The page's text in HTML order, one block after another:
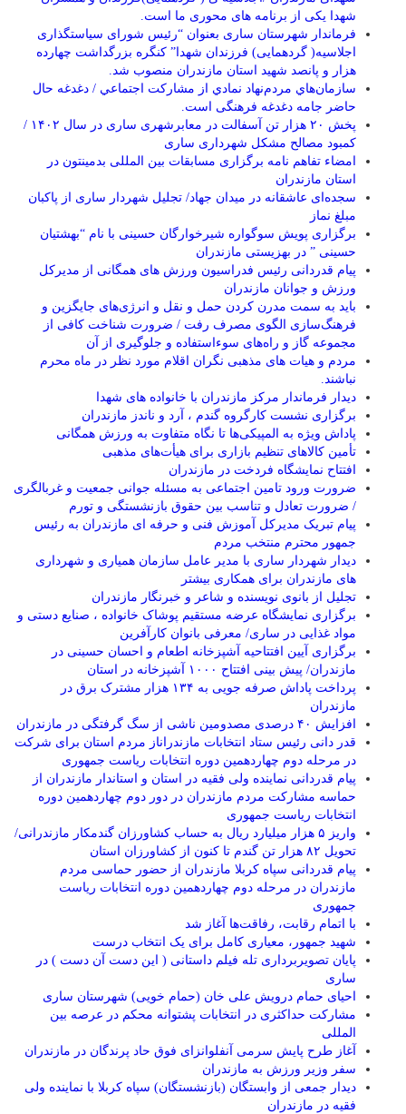
شهدا یکی از برنامه های محوری ما است.
فرماندار شهرستان ساری بعنوان “رئیس شورای سیاستگذاری
اجلاسیه( گردهمایی) فرزندان شهدا” کنگره بزرگداشت چهارده
هزار و پانصد شهید استان مازندران منصوب شد.
سازمان‌هاي مردم‌نهاد نمادي از مشاركت اجتماعي / دغدغه حال
حاضر جامه دغدغه فرهنگی است.
پخش ۲۰ هزار تن آسفالت در معابرشهری ساری در سال ۱۴۰۲ /
کمبود مصالح مشکل شهرداری ساری
امضاء تفاهم نامه برگزاری مسابقات بین المللی بدمینتون در
استان مازندران
سجده‌ای عاشقانه در میدان جهاد/ تجلیل شهردار ساری از پاکبان
مبلغ نماز
برگزاری پویش سوگواره شیرخوارگان حسینی با نام “بهشتیان
حسینی ” در بهزیستی مازندران
پیام قدردانی رئیس فدراسیون ورزش های همگانی از مدیرکل
ورزش و جوانان مازندران
باید به سمت مدرن کردن حمل و نقل و انرژی‌های جایگزین و
فرهنگ‌سازی الگوی مصرف رفت / ضرورت شناخت کافی از
مجموعه گاز و راه‌های سوءاستفاده و جلوگیری از آن
مردم و هیات های مذهبی نگران اقلام مورد نظر در ماه محرم
نباشند.
دیدار فرماندار مرکز مازندران با خانواده های شهدا
برگزاری نشست کارگروه گندم ، آرد و ناندز مازندران
پاداش ویژه به المپیکی‌ها تا نگاه متفاوت به ورزش همگانی
تأمین کالاهای تنظیم بازاری برای هیأت‌های مذهبی
افتتاح نمایشگاه فردخت در مازندران
ضرورت ورود تامین اجتماعی به مسئله جوانی جمعیت و غربالگری
/ ضرورت تعادل و تناسب بین حقوق بازنشستگی و تورم
پیام تبریک مدیرکل آموزش فنی و حرفه ای مازندران به رئیس
جمهور محترم منتخب مردم
دیدار شهردار ساری با مدیر عامل سازمان همیاری و شهرداری
های مازندران برای همکاری بیشتر
تجلیل از بانوی نویسنده و شاعر و خبرنگار مازندران
برگزاری نمایشگاه عرضه مستقیم پوشاک خانواده ، صنایع دستی و
مواد غذایی در ساری/ معرفی بانوان کارآفرین
برگزاری آیین افتتاحیه آشپزخانه اطعام و احسان حسینی در
مازندران/ پیش بینی افتتاح ۱۰۰۰ آشپزخانه در استان
پرداخت پاداش صرفه جویی به ۱۳۴ هزار مشترک برق در
مازندران
افزایش ۴۰ درصدی مصدومین ناشی از سگ گرفتگی در مازندران
قدر دانی رئیس ستاد انتخابات مازندراناز مردم استان برای شرکت
در مرحله دوم چهاردهمین دوره انتخابات ریاست جمهوری
پیام قدردانی نماینده ولی فقیه در استان و استاندار مازندران از
حماسه مشارکت مردم مازندران در دور دوم چهاردهمین دوره
انتخابات ریاست جمهوری
واریز ۵ هزار میلیارد ریال به حساب کشاورزان گندمکار مازندرانی/
تحویل ۸۲ هزار تن گندم تا کنون از کشاورزان استان
پیام قدردانی سپاه کربلا مازندران از حضور حماسی مردم
مازندران در مرحله دوم چهاردهمین دوره انتخابات ریاست
جمهوری
با اتمام رقابت، رفاقت‌ها آغاز شد
شهید جمهور، معیاری کامل برای یک انتخاب درست
پایان تصویربرداری تله فیلم داستانی ( این دست آن دست ) در
ساری
احیای حمام درویش علی خان (حمام خویی) شهرستان ساری
مشارکت حداکثری در انتخابات پشتوانه محکم در عرصه بین
المللی
آغاز طرح پایش سرمی آنفلوانزای فوق حاد پرندگان در مازندران
سفر وزیر ورزش به مازندران
دیدار جمعی از وابستگان (بازنشستگان) سپاه کربلا با نماینده ولی
فقیه در مازندران